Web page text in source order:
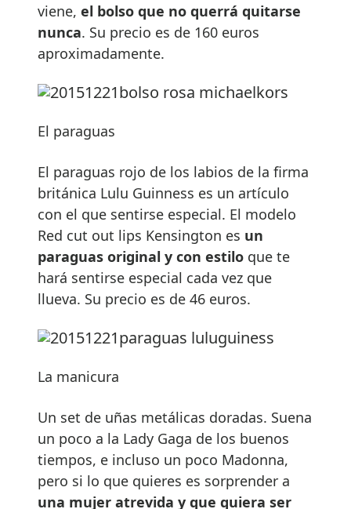
viene, el bolso que no querrá quitarse
nunca. Su precio es de 160 euros
aproximadamente.
El paraguas
El paraguas rojo de los labios de la firma
británica Lulu Guinness es un artículo
con el que sentirse especial. El modelo
Red cut out lips Kensington es un
paraguas original y con estilo que te
hará sentirse especial cada vez que
llueva. Su precio es de 46 euros.
La manicura
Un set de uñas metálicas doradas. Suena
un poco a la Lady Gaga de los buenos
tiempos, e incluso un poco Madonna,
pero si lo que quieres es sorprender a
una mujer atrevida y que quiera ser